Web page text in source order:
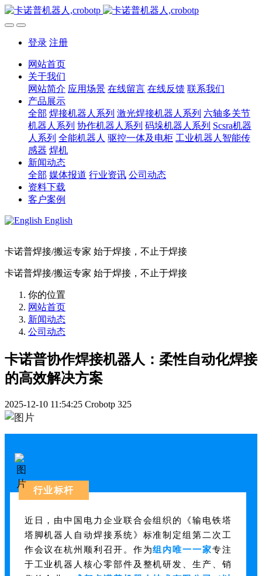
登录 注册
网站首页
关于我们
网站简介 应用场景 在线留言 在线反馈 联系我们
产品展示
全部 焊接机器人系列 激光焊接机器人系列 六轴多关节
机器人系列 协作机器人系列 码垛机器人系列 Scsra机器
人系列 全能机器人 驱控一体及电柜 工业机器人智能传
感器 焊机
新闻动态
全部 媒体报道 行业资讯 公司动态
资料下载
客户案例
English
卡诺普焊接/搬运专家 始于焊接，不止于焊接
卡诺普焊接/搬运专家 始于焊接，不止于焊接
你的位置
网站首页
新闻动态
公司动态
卡诺普协作焊接机器人：柔性自动化焊接
的高效解决方案
2025-12-10 11:54:25 Crobotp 325
行业标杆
近日，由中国电力企业联合会组织的《输电铁塔
塔脚机器人自动焊接系统》标准制定组第二次工
作会议在杭州顺利召开。作为组内唯一一家专注
于工业机器人核心零部件及整机研发、生产、销